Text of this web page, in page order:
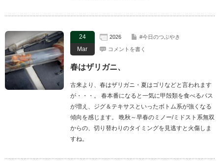
24
Mar
2026 #今日のつぶやき
コメントを書く
春はザリガニ、
古来より、春はザリガニ・夏はゴリなどと言われます
が・・・。 春本番になると一気に甲殻類を食べるバス
が増え、ジグ＆テキサスといったボトム系が強くなる
傾向を感じます。 晩秋～早春のミノー/ミドスト系無双
からの、切り替わりのタイミングを見逃すと火傷しま
すね。